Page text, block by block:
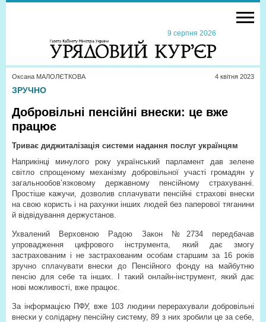
9 серпня 2026
Оксана МАЛОЛЄТКОВА 4 квiтня 2023
ЗРУЧНО
Добровільні пенсійні внески: це вже
працює
Триває диджиталізація системи надання послуг українцям
Наприкінці минулого року український парламент дав зелене
світло спрощеному механізму добровільної участі громадян у
загальнообов’язковому державному пенсійному страхуванні.
Простіше кажучи, дозволив сплачувати пенсійні страхові внески
на свою користь і на рахунки інших людей без паперової тяганини
й відвідування держустанов.
Ухвалений Верховною Радою Закон №2734 передбачав
упровадження цифрового інструмента, який дає змогу
застрахованим і не застрахованим особам старшим за 16 років
зручно сплачувати внески до Пенсійного фонду на майбутню
пенсію для себе та інших. І такий онлайн-інструмент, який дає
нові можливості, вже працює.
За інформацією ПФУ, вже 103 людини перерахували добровільні
внески у солідарну пенсійну систему, 89 з них зробили це за себе,